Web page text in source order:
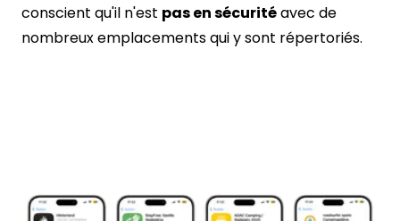
conscient qu'il n'est pas en sécuritéavec de
nombreux emplacements qui y sont répertoriés.